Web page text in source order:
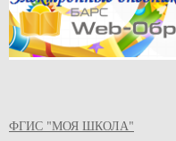
ФГИС "МОЯ ШКОЛА"